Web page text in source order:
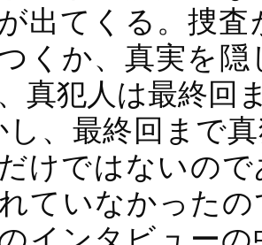
出てくる。捜
くか、真実を
真犯人は最終回
し、最終回まで
けではないの
ていなかった